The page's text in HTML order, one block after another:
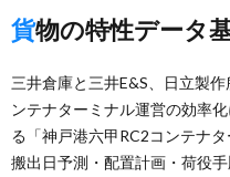
貨物の特性デー
三井倉庫と三井E&S、日立製
ンテナターミナル運営の効率
る「神戸港六甲RC2コンテナ
搬出日予測・配置計画・荷役